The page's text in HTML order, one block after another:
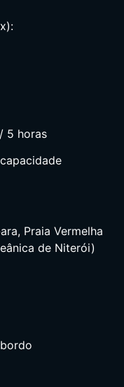
5 horas
Praia Vermelha
de Niterói)